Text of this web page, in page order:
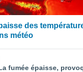
des
météo
fumée épaisse,